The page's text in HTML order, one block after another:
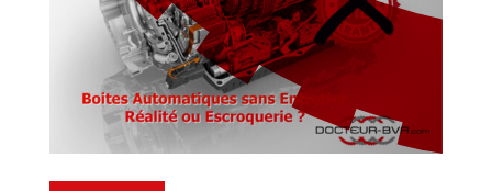
Automatiques
Boîtes DSG